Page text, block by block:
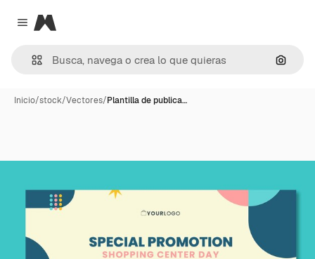
Close menu
Magnific
Inicio/stock/Vectores/Plantilla de publica…